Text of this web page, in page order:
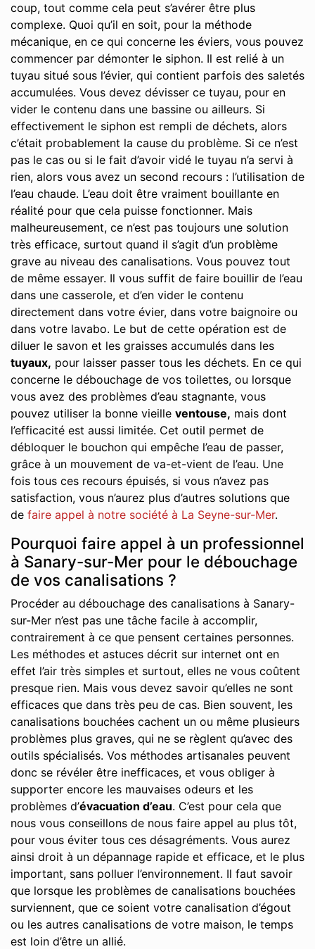
coup, tout comme cela peut s’avérer être plus
complexe. Quoi qu’il en soit, pour la méthode
mécanique, en ce qui concerne les éviers, vous pouvez
commencer par démonter le siphon. Il est relié à un
tuyau situé sous l’évier, qui contient parfois des saletés
accumulées. Vous devez dévisser ce tuyau, pour en
vider le contenu dans une bassine ou ailleurs. Si
effectivement le siphon est rempli de déchets, alors
c’était probablement la cause du problème. Si ce n’est
pas le cas ou si le fait d’avoir vidé le tuyau n’a servi à
rien, alors vous avez un second recours : l’utilisation de
l’eau chaude. L’eau doit être vraiment bouillante en
réalité pour que cela puisse fonctionner. Mais
malheureusement, ce n’est pas toujours une solution
très efficace, surtout quand il s’agit d’un problème
grave au niveau des canalisations. Vous pouvez tout
de même essayer. Il vous suffit de faire bouillir de l’eau
dans une casserole, et d’en vider le contenu
directement dans votre évier, dans votre baignoire ou
dans votre lavabo. Le but de cette opération est de
diluer le savon et les graisses accumulés dans les
tuyaux, pour laisser passer tous les déchets. En ce qui
concerne le débouchage de vos toilettes, ou lorsque
vous avez des problèmes d’eau stagnante, vous
pouvez utiliser la bonne vieille ventouse, mais dont
l’efficacité est aussi limitée. Cet outil permet de
débloquer le bouchon qui empêche l’eau de passer,
grâce à un mouvement de va-et-vient de l’eau. Une
fois tous ces recours épuisés, si vous n’avez pas
satisfaction, vous n’aurez plus d’autres solutions que
de faire appel à notre société à La Seyne-sur-Mer.
Pourquoi faire appel à un professionnel
à Sanary-sur-Mer pour le débouchage
de vos canalisations ?
Procéder au débouchage des canalisations à Sanary-
sur-Mer n’est pas une tâche facile à accomplir,
contrairement à ce que pensent certaines personnes.
Les méthodes et astuces décrit sur internet ont en
effet l’air très simples et surtout, elles ne vous coûtent
presque rien. Mais vous devez savoir qu’elles ne sont
efficaces que dans très peu de cas. Bien souvent, les
canalisations bouchées cachent un ou même plusieurs
problèmes plus graves, qui ne se règlent qu’avec des
outils spécialisés. Vos méthodes artisanales peuvent
donc se révéler être inefficaces, et vous obliger à
supporter encore les mauvaises odeurs et les
problèmes d’évacuation d’eau. C’est pour cela que
nous vous conseillons de nous faire appel au plus tôt,
pour vous éviter tous ces désagréments. Vous aurez
ainsi droit à un dépannage rapide et efficace, et le plus
important, sans polluer l’environnement. Il faut savoir
que lorsque les problèmes de canalisations bouchées
surviennent, que ce soient votre canalisation d’égout
ou les autres canalisations de votre maison, le temps
est loin d’être un allié.